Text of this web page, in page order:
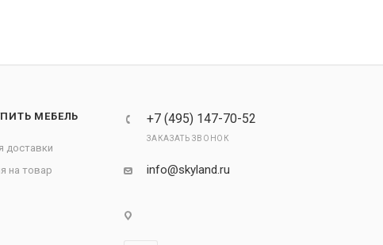
МЕБЕЛЬ
доставки
на товар
+7 (495) 147-70-52
ЗАКАЗАТЬ ЗВОНОК
info@skyland.ru